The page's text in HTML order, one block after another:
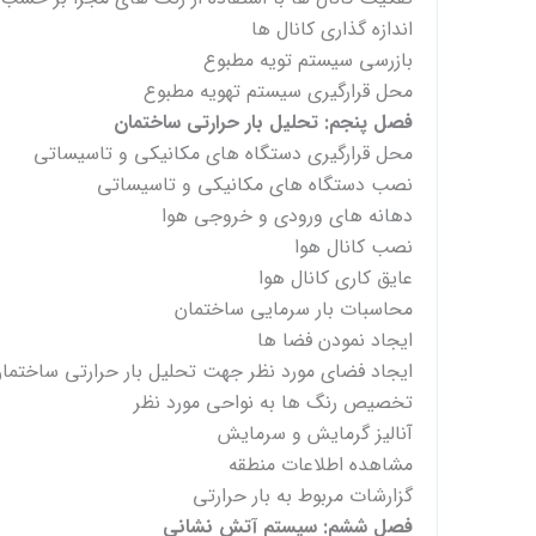
اندازه گذاری کانال ها
بازرسی سیستم تویه مطبوع
محل قرارگیری سیستم تهویه مطبوع
فصل پنجم: تحلیل بار حرارتی ساختمان
محل قرارگیری دستگاه های مکانیکی و تاسیساتی
نصب دستگاه های مکانیکی و تاسیساتی
دهانه های ورودی و خروجی هوا
نصب کانال هوا
عایق کاری کانال هوا
محاسبات بار سرمایی ساختمان
ایجاد نمودن فضا ها
ایجاد فضای مورد نظر جهت تحلیل بار حرارتی
تخصیص رنگ ها به نواحی مورد نظر
آنالیز گرمایش و سرمایش
مشاهده اطلاعات منطقه
گزارشات مربوط به بار حرارتی
فصل ششم: سیستم آتش نشانی